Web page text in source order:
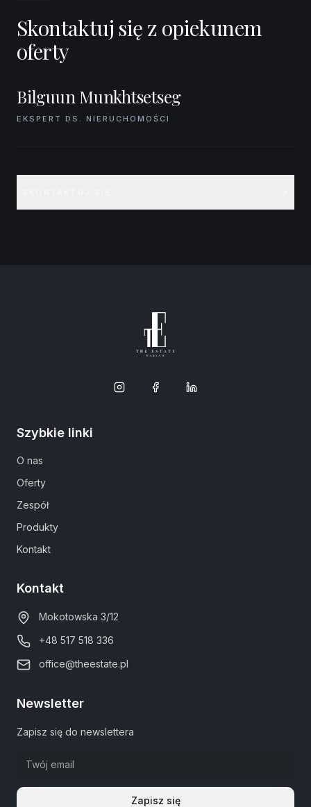
Skontaktuj się z opiekunem
oferty
Bilguun Munkhtsetseg
EKSPERT DS. NIERUCHOMOŚCI
Szybkie linki
O nas
Oferty
Zespół
Produkty
Kontakt
Kontakt
Mokotowska 3/12
+48 517 518 336
office@theestate.pl
Newsletter
Zapisz się do newslettera
Zapisz się